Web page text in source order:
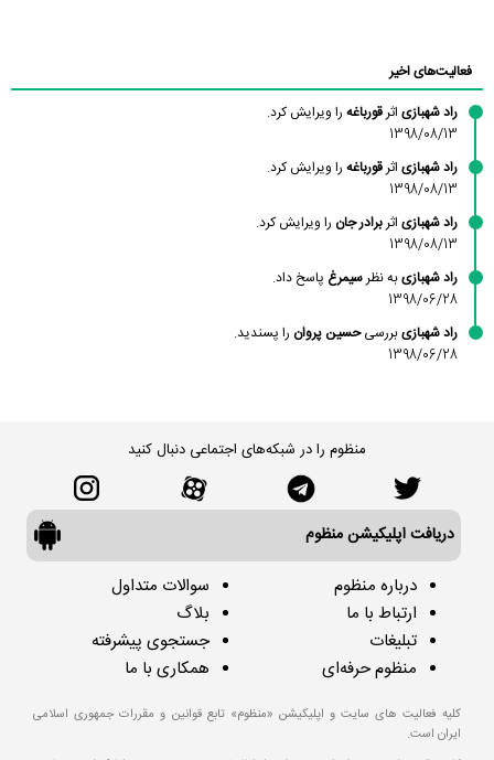
فعالیت‌های اخیر
راد شهبازی اثرقورباغه را ویرایش کرد.
1398/08/13
راد شهبازی اثرقورباغه را ویرایش کرد.
1398/08/13
راد شهبازی اثربرادر جان را ویرایش کرد.
1398/08/13
راد شهبازیبه نظرسیمرغ پاسخ داد.
1398/06/28
راد شهبازیبررسیحسین پروان را پسندید.
1398/06/28
منظوم را در شبکه‌های اجتماعی دنبال کنید
دریافت اپلیکیشن منظوم
درباره منظوم
ارتباط با ما
تبلیغات
منظوم حرفه‌ای
سوالات متداول
بلاگ
جستجوی پیشرفته
همکاری با ما
کلیه فعالیت های سایت و اپلیکیشن «منظوم» تابع قوانین و مقررات جمهوری اسلامی
ایران است.